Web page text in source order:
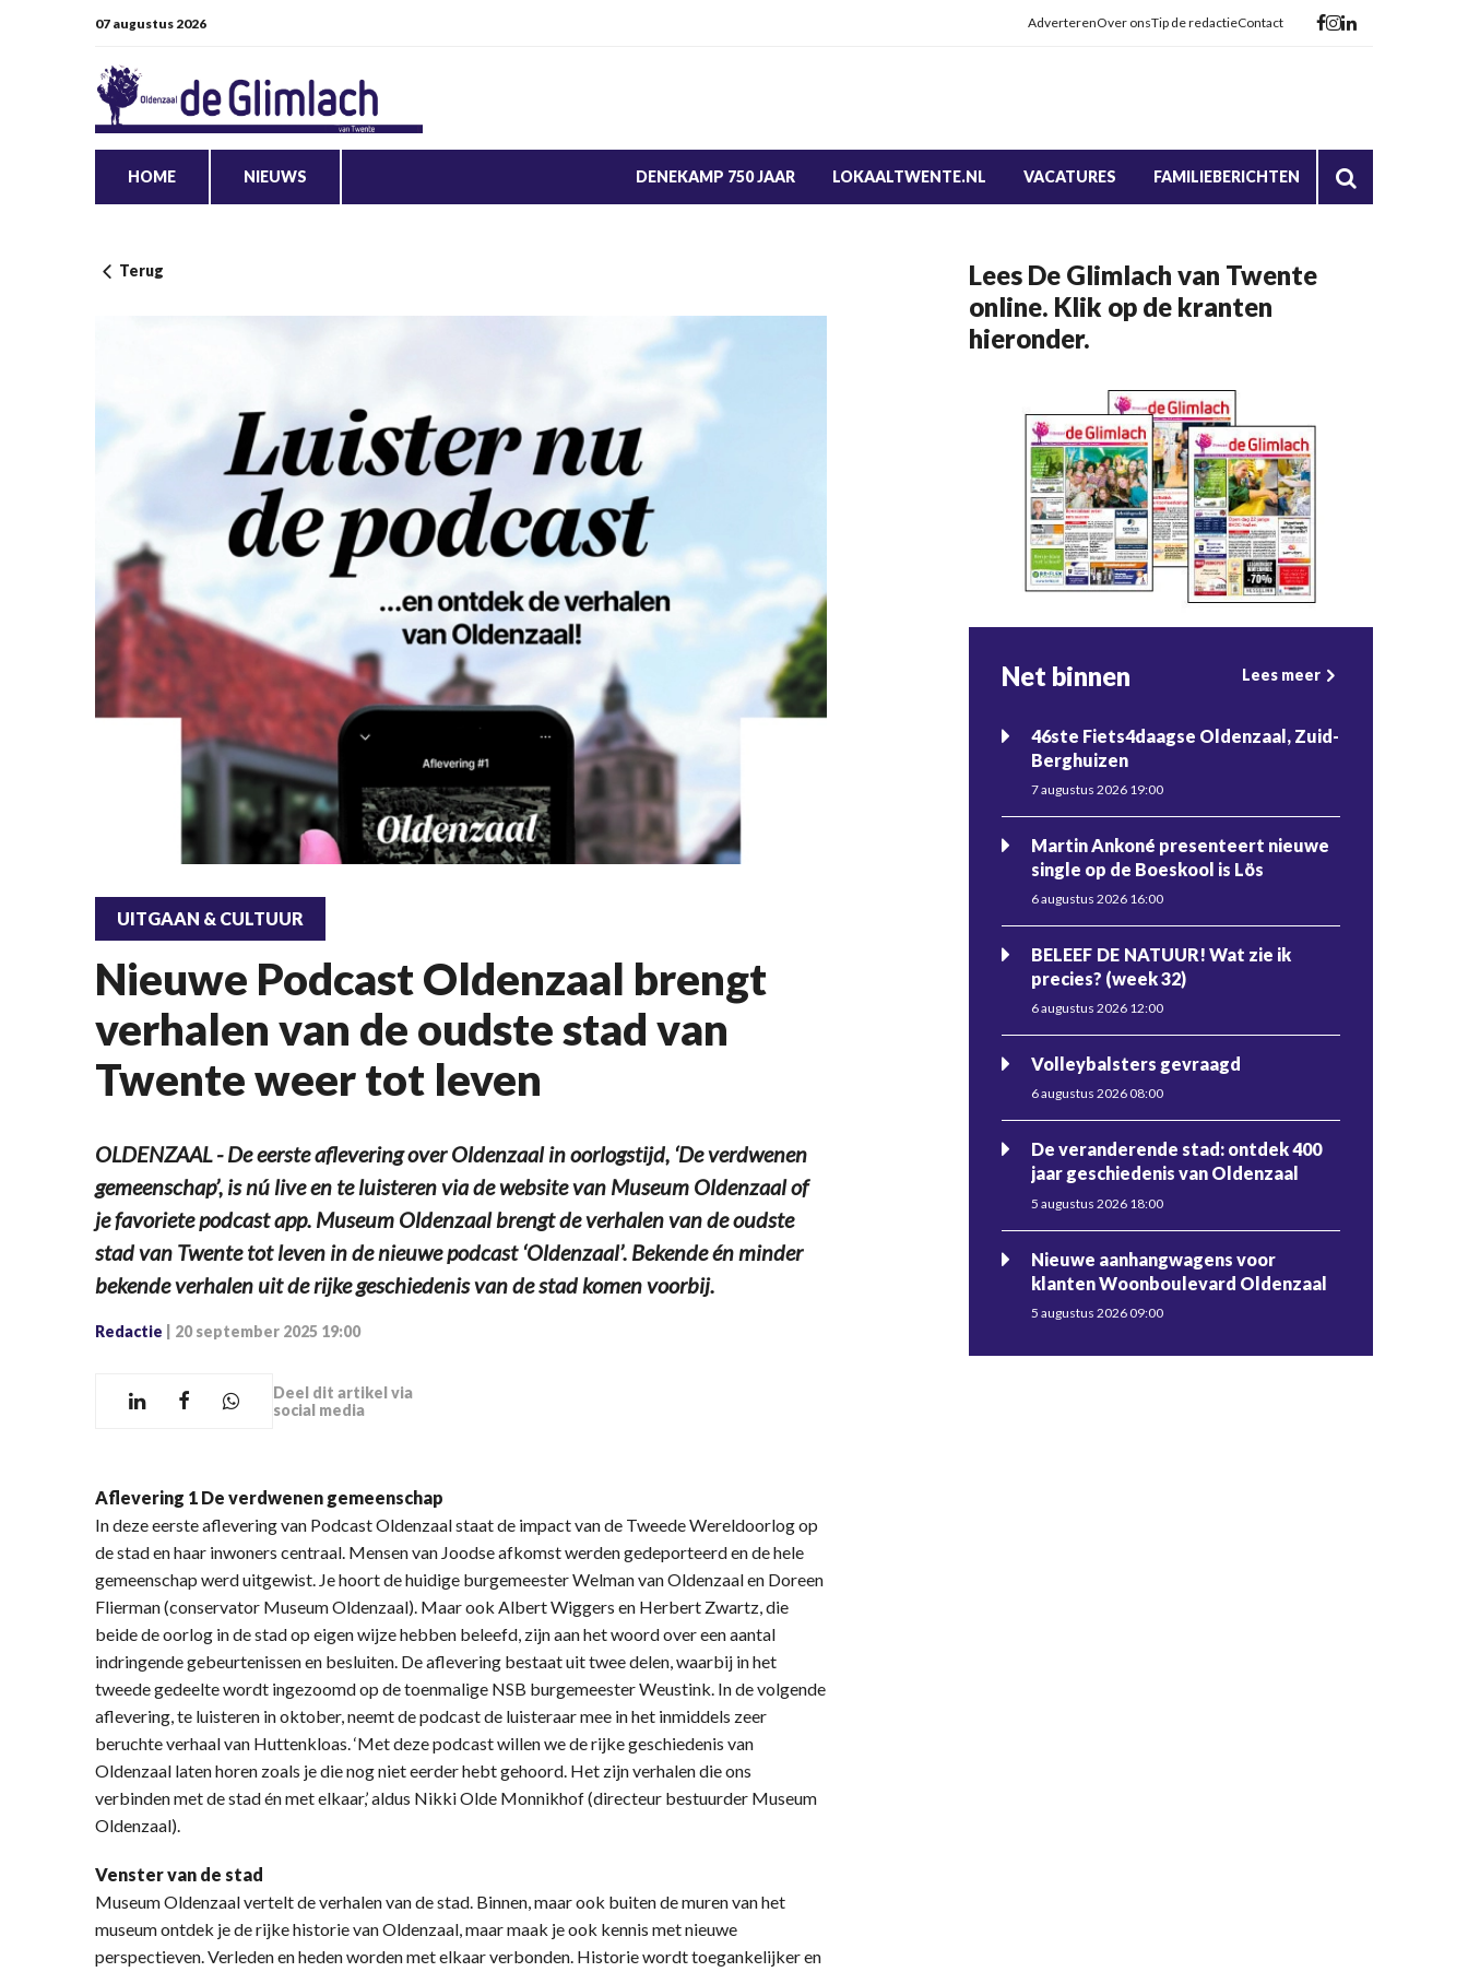
07 augustus 2026 AdverterenOver onsTip de redactieContact
HOME NIEUWS DENEKAMP 750 JAAR LOKAALTWENTE.NL VACATURES FAMILIEBERICHTEN
Terug
UITGAAN & CULTUUR
Nieuwe Podcast Oldenzaal brengt
verhalen van de oudste stad van
Twente weer tot leven
OLDENZAAL - De eerste aflevering over Oldenzaal in oorlogstijd, ‘De verdwenen
gemeenschap’, is nú live en te luisteren via de website van Museum Oldenzaal of
je favoriete podcast app. Museum Oldenzaal brengt de verhalen van de oudste
stad van Twente tot leven in de nieuwe podcast ‘Oldenzaal’. Bekende én minder
bekende verhalen uit de rijke geschiedenis van de stad komen voorbij.
Redactie 20 september 2025 19:00
Deel dit artikel via
social media
Aflevering 1 De verdwenen gemeenschap
In deze eerste aflevering van Podcast Oldenzaal staat de impact van de Tweede Wereldoorlog op
de stad en haar inwoners centraal. Mensen van Joodse afkomst werden gedeporteerd en de hele
gemeenschap werd uitgewist. Je hoort de huidige burgemeester Welman van Oldenzaal en Doreen
Flierman (conservator Museum Oldenzaal). Maar ook Albert Wiggers en Herbert Zwartz, die
beide de oorlog in de stad op eigen wijze hebben beleefd, zijn aan het woord over een aantal
indringende gebeurtenissen en besluiten. De aflevering bestaat uit twee delen, waarbij in het
tweede gedeelte wordt ingezoomd op de toenmalige NSB burgemeester Weustink. In de volgende
aflevering, te luisteren in oktober, neemt de podcast de luisteraar mee in het inmiddels zeer
beruchte verhaal van Huttenkloas. ‘Met deze podcast willen we de rijke geschiedenis van
Oldenzaal laten horen zoals je die nog niet eerder hebt gehoord. Het zijn verhalen die ons
verbinden met de stad én met elkaar,’ aldus Nikki Olde Monnikhof (directeur bestuurder Museum
Oldenzaal).
Venster van de stad
Museum Oldenzaal vertelt de verhalen van de stad. Binnen, maar ook buiten de muren van het
museum ontdek je de rijke historie van Oldenzaal, maar maak je ook kennis met nieuwe
perspectieven. Verleden en heden worden met elkaar verbonden. Historie wordt toegankelijker en
Lees De Glimlach van Twente
online. Klik op de kranten
hieronder.
Net binnen Lees meer
46ste Fiets4daagse Oldenzaal, Zuid-
Berghuizen
7 augustus 2026 19:00
Martin Ankoné presenteert nieuwe
single op de Boeskool is Lös
6 augustus 2026 16:00
BELEEF DE NATUUR! Wat zie ik
precies? (week 32)
6 augustus 2026 12:00
Volleybalsters gevraagd
6 augustus 2026 08:00
De veranderende stad: ontdek 400
jaar geschiedenis van Oldenzaal
5 augustus 2026 18:00
Nieuwe aanhangwagens voor
klanten Woonboulevard Oldenzaal
5 augustus 2026 09:00